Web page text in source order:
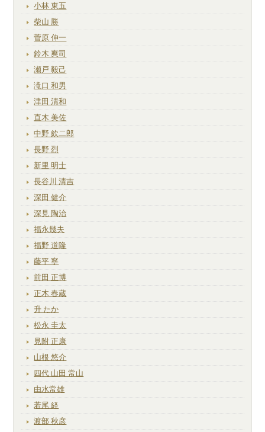
小林 東五
柴山 勝
菅原 伸一
鈴木 爽司
瀬戸 毅己
滝口 和男
津田 清和
直木 美佐
中野 欽二郎
長野 烈
新里 明士
長谷川 清吉
深田 健介
深見 陶治
福永幾夫
福野 道隆
藤平 寧
前田 正博
正木 春蔵
升 たか
松永 圭太
見附 正康
山根 悠介
四代 山田 常山
由水常雄
若尾 経
渡部 秋彦